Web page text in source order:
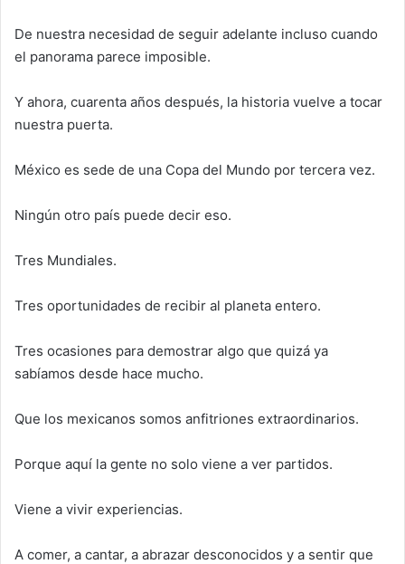
De nuestra necesidad de seguir adelante incluso cuando
el panorama parece imposible.
Y ahora, cuarenta años después, la historia vuelve a tocar
nuestra puerta.
México es sede de una Copa del Mundo por tercera vez.
Ningún otro país puede decir eso.
Tres Mundiales.
Tres oportunidades de recibir al planeta entero.
Tres ocasiones para demostrar algo que quizá ya
sabíamos desde hace mucho.
Que los mexicanos somos anfitriones extraordinarios.
Porque aquí la gente no solo viene a ver partidos.
Viene a vivir experiencias.
A comer, a cantar, a abrazar desconocidos y a sentir que